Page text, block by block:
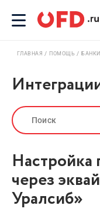
ГЛАВНАЯ ПОМОЩЬ
Настройка
через
Уралсиб»